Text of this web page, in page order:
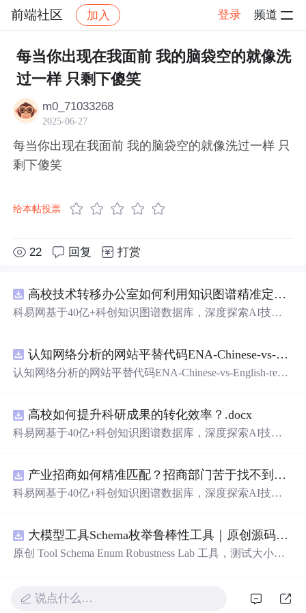
前端社区 加入 登录 频道
社区 前端社区 感慨 帖子详情
每当你出现在我面前 我的脑袋空的就像洗
过一样 只剩下傻笑
m0_71033268
2025-06-27
每当你出现在我面前 我的脑袋空的就像洗过一样 只
剩下傻笑
给本帖投票
22 回复 打赏
高校技术转移办公室如何利用知识图谱精准定位产业需求与技术适配点？.docx
科易网基于40亿+科创知识图谱数据库，深度探索AI技术
新领域的AI+数智化解决方案，推动科技创新与产业创新
智能化发展。
认知网络分析的网站平替代码ENA-Chinese-vs-English-reproducible.zip
认知网络分析的网站平替代码ENA-Chinese-vs-English-repro
高校如何提升科研成果的转化效率？.docx
科易网基于40亿+科创知识图谱数据库，深度探索AI技术
新领域的AI+数智化解决方案，推动科技创新与产业创新
智能化发展。
产业招商如何精准匹配？招商部门苦于找不到符合产业链补链强链方向的目标企业怎么办？.docx
科易网基于40亿+科创知识图谱数据库，深度探索AI技术
新领域的AI+数智化解决方案，推动科技创新与产业创新
智能化发展。
大模型工具Schema枚举鲁棒性工具｜原创源码+测试+离线报告
原创 Tool Schema Enum Robustness Lab 工具，测试大小
可复现合成示例、离线 HTML/JSON/SVG 报告、1080×720
说点什么…